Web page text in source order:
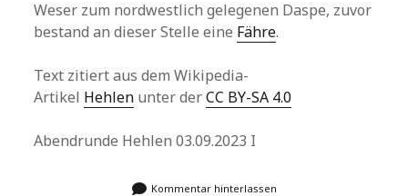
Weser zum nordwestlich gelegenen Daspe, zuvor
bestand an dieser Stelle eine Fähre.
Text zitiert aus dem Wikipedia-
Artikel Hehlen unter derCC BY-SA 4.0
Abendrunde Hehlen 03.09.2023 I
Kommentar hinterlassen